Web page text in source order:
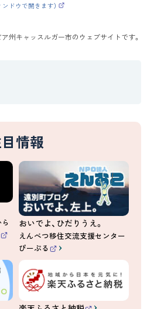
ンドウで開きます）
サ
イ
ア州キャッスルガー市のウェブサイトです。
情報
部
サ
イ
）
おいでよ、ひだりうえ。
えんべつ移住交流支援センター
ぴーぷる
部
サ
イ
）